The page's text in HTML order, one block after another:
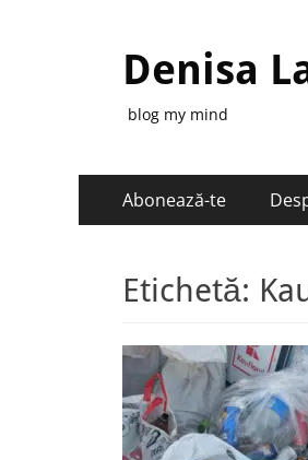
Denisa
blog my mind
Primary
Menu
Abonează-te
Etichetă: